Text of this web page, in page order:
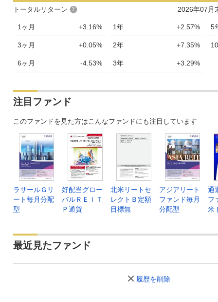
2026年07月
トータルリターン
1ヶ月 +3.16%
3ヶ月 +0.05%
6ヶ月 -4.53%
1年 +2.57%
2年 +7.35%
3年 +3.29%
5
注目ファンド
このファンドを見た方はこんなファンドにも注目しています
ラサールＧリ
ート毎月分配
型
好配当グロー
バルＲＥＩＴ
Ｐ通貨
北米リートセ
レクトＢ定額
目標無
アジアリート
ファンド毎月
分配型
通
フ
米
最近見たファンド
履歴を削除